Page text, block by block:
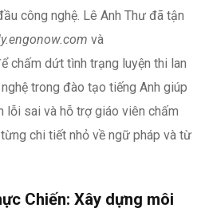
công nghệ. Lê Anh Thư đã tận
và
chấm dứt tình trạng luyện thi lan
trong đào tạo tiếng Anh giúp
lỗi sai và hỗ trợ giáo viên chấm
chi tiết nhỏ về ngữ pháp và từ
Chiến: Xây dựng môi